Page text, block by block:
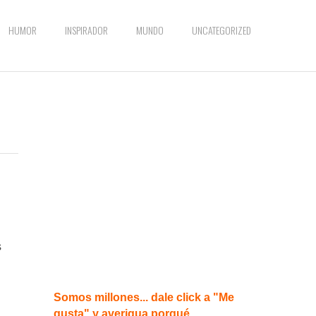
HUMOR INSPIRADOR MUNDO UNCATEGORIZED
Somos millones... dale click a "Me
gusta" y averigua porqué